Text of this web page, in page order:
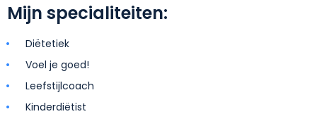
Mijn specialiteiten:
Diëtetiek
Voel je goed!
Leefstijlcoach
Kinderdiëtist